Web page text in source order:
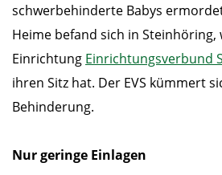
schwerbehinderte Babys
Heime befand sich in Steinhöring,
Einrichtung Einrichtungsverbund
ihren Sitz hat. Der EVS kümmert
Behinderung.
Nur geringe Einlagen